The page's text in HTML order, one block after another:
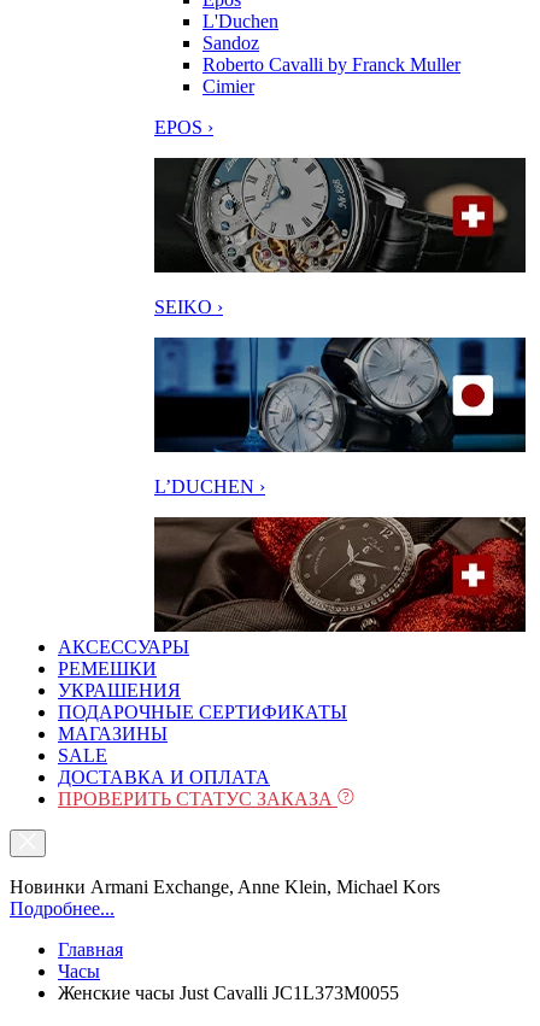
L'Duchen
Sandoz
Roberto Cavalli by Franck Muller
Cimier
EPOS ›
SEIKO ›
L’DUCHEN ›
АКСЕССУАРЫ
РЕМЕШКИ
УКРАШЕНИЯ
ПОДАРОЧНЫЕ СЕРТИФИКАТЫ
МАГАЗИНЫ
SALE
ДОСТАВКА И ОПЛАТА
ПРОВЕРИТЬ СТАТУС ЗАКАЗА
Новинки Armani Exchange, Anne Klein, Michael Kors
Подробнее...
Главная
Часы
Женские часы Just Cavalli JC1L373M0055